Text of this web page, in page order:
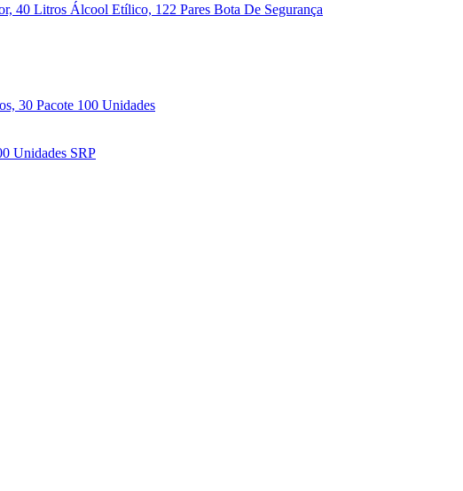
40 Litros Álcool Etílico, 122 Pares Bota De Segurança
30 Pacote 100 Unidades
Unidades SRP